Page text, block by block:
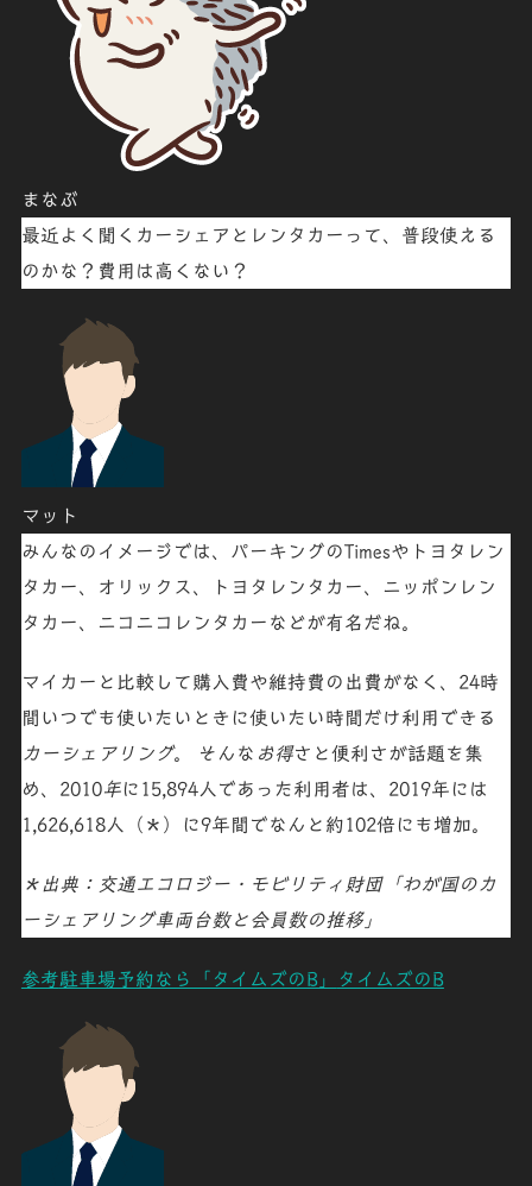
まなぶ
最近よく聞くカーシェアとレンタカーって、普段使える
のかな？費用は高くない？
マット
みんなのイメージでは、パーキングのTimesやトヨタレン
タカー、オリックス、トヨタレンタカー、ニッポンレン
タカー、ニコニコレンタカーなどが有名だね。
マイカー と比較して購入費や維持費の 出費がなく 、24時
間いつでも使いたいときに使いたい時間だけ利用できる
カーシェアリング。 そんな お得さと便利さが話題を集
め、2010年に15,894人であった利用者は、2019年には
1,626,618人（＊）に9年間でなんと 約102倍にも増加。
＊出典：交通エコロジー・モビリティ財団「わが国のカ
ーシェアリング車両台数と会員数の推移」
参考駐車場予約なら「タイムズのB」 タイムズのB